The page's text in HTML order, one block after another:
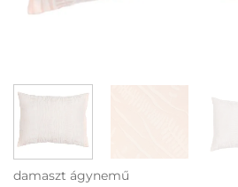
damaszt ágynemű